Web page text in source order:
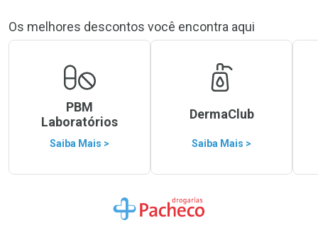
Os melhores descontos você encontra aqui
PBM
Laboratórios
Saiba Mais >
DermaClub
Saiba Mais >
Ir para a Home